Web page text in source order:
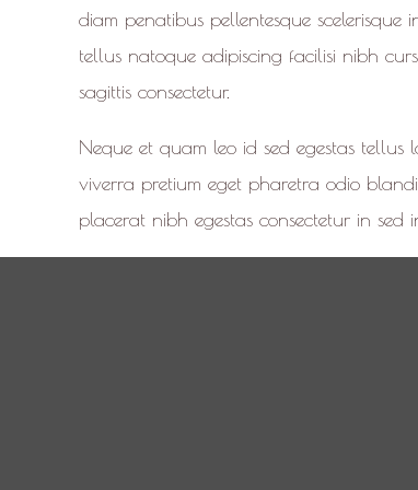
diam penatibus pellentesque
tellus natoque adipiscing facilisi nibh
sagittis consectetur.
Neque et quam leo id sed egestas tellus
viverra pretium eget pharetra odio
placerat nibh egestas consectetur in sed